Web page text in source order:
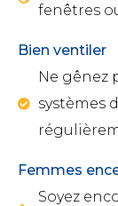
fenêtres
Bien ventiler
Ne gênez
systèmes
Femmes
Soyez